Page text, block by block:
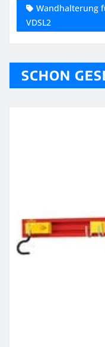
Wandhalterung
VDSL2
SCHON